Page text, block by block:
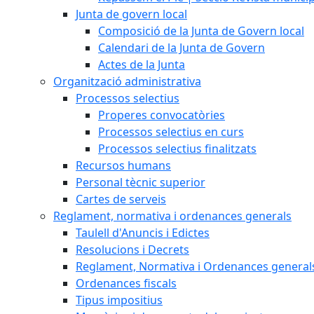
Junta de govern local
Composició de la Junta de Govern local
Calendari de la Junta de Govern
Actes de la Junta
Organització administrativa
Processos selectius
Properes convocatòries
Processos selectius en curs
Processos selectius finalitzats
Recursos humans
Personal tècnic superior
Cartes de serveis
Reglament, normativa i ordenances generals
Taulell d'Anuncis i Edictes
Resolucions i Decrets
Reglament, Normativa i Ordenances
Ordenances fiscals
Tipus impositius